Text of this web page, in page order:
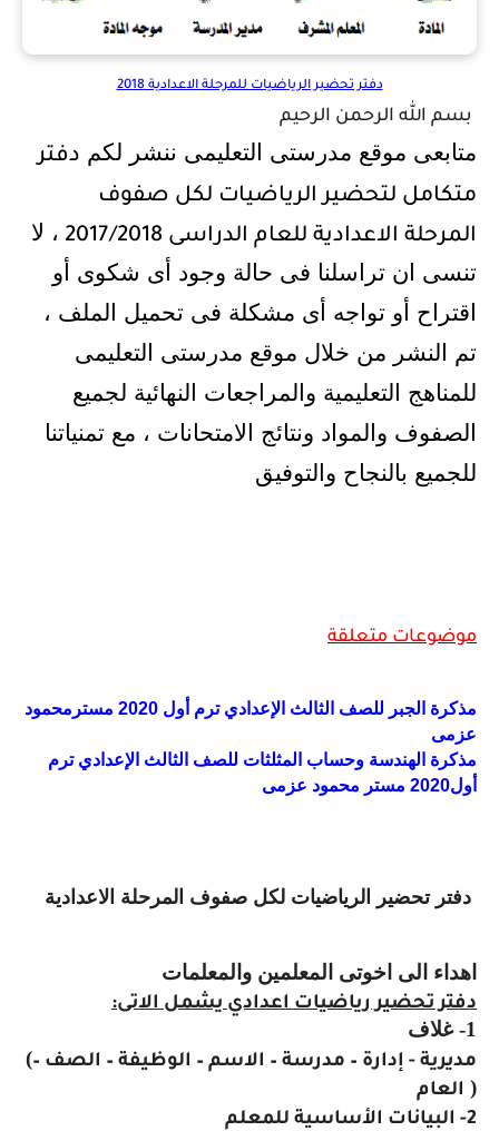
دفتر تحضير الرياضيات للمرحلة الاعدادية 2018
بسم الله الرحمن الرحيم
متابعى موقع مدرستى التعليمى ننشر لكم دفتر
متكامل لتحضير الرياضيات لكل صفوف
المرحلة الاعدادية للعام الدراسى 2017/2018
، لا
تنسى ان تراسلنا فى حالة وجود أى شكوى أو
اقتراح أو تواجه أى مشكلة فى تحميل الملف ،
تم النشر من خلال موقع مدرستى التعليمى
للمناهج التعليمية والمراجعات النهائية لجميع
الصفوف والمواد ونتائج الامتحانات ، مع تمنياتنا
للجميع بالنجاح والتوفيق
موضوعات متعلقة
مذكرة الجبر للصف الثالث الإعدادي ترم أول 2020 مسترمحمود
عزمى
مذكرة الهندسة وحساب المثلثات للصف الثالث الإعدادي ترم
أول2020 مستر محمود عزمى
دفتر تحضير الرياضيات لكل صفوف المرحلة الاعدادية
اهداء الى اخوتى المعلمين والمعلمات
دفتر تحضير رياضيات اعدادي يشمل الاتى:
1- غلاف
(مديرية - إدارة – مدرسة – الاسم – الوظيفة – الصف –
العام )
2- البيانات الأساسية للمعلم